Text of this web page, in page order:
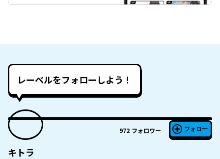
レーベルをフォローしよう！
972 フォロワー フォロー
キトラ